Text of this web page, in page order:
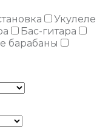
Укулеле
Бас-гитара
барабаны